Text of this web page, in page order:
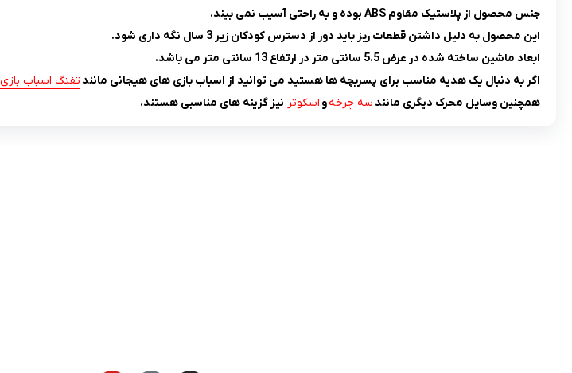
جنس محصول از پلاستیک مقاوم ABS بوده و به راحتی آسیب نمی بیند.
این محصول به دلیل داشتن قطعات ریز باید دور از دسترس کودکان زیر 3 سال نگه داری شود.
ابعاد ماشین ساخته شده در عرض 5.5 سانتی متر در ارتفاع 13 سانتی متر می باشد.
اگر به دنبال یک هدیه مناسب برای پسربچه ها هستید می توانید از اسباب بازی های هیجانی مانند تفنگ اسباب بازی
همچنین وسایل محرک دیگری مانند سه چرخهو اسکوتر نیز گزینه های مناسبی هستند.